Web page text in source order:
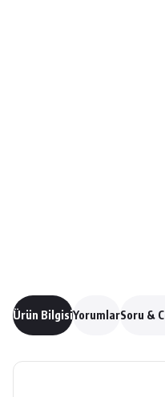
Ürün BilgisiYorumlarSoru &